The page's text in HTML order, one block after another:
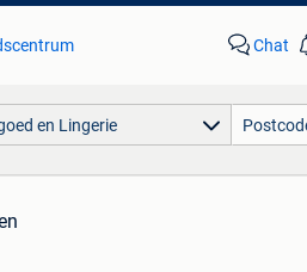
Chat
en Lingerie